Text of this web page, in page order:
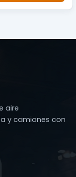
aire
y camiones con